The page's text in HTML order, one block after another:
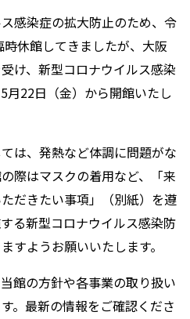
感染症の拡大防止のため、令
休館してきましたが、大阪
け、新型コロナウイルス感染
月22日（金）から開館いたし
は、発熱など体調に問題がな
際はマスクの着用など、「来
だきたい事項」（別紙）を遵
る新型コロナウイルス感染防
すようお願いいたします。
館の方針や各事業の取り扱い
。最新の情報をご確認くださ